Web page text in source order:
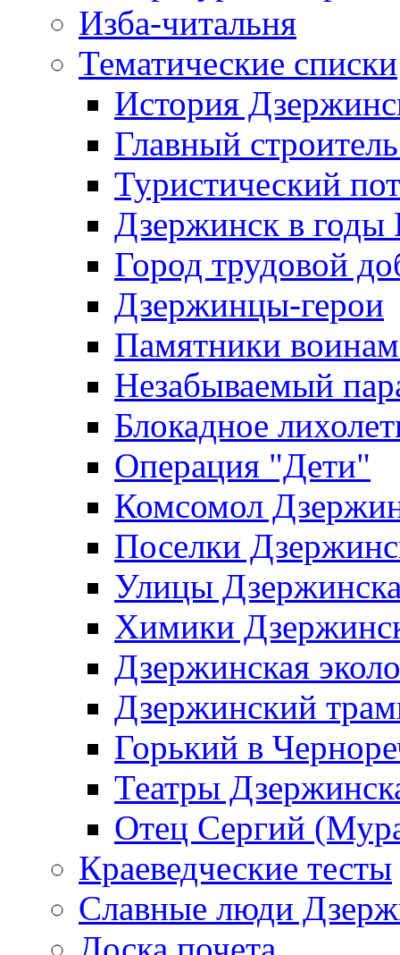
Изба-читальня
Тематические списки
История
Главный
Туристический
Дзержинск в
Город трудовой
Дзержинцы-герои
Памятники
Незабываемый
Блокадное
Операция "Дети"
Комсомол
Поселки
Улицы
Химики
Дзержинская
Дзержинский
Горький в
Театры
Отец Сергий
Краеведческие тесты
Славные люди